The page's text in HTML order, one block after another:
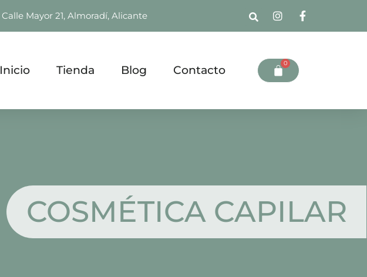
Calle Mayor 21, Almoradí, Alicante
Inicio Tienda Blog Contacto
0
COSMÉTICA CAPILAR